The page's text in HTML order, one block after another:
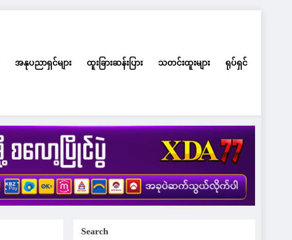
အနုပညာရှင်များ ထူးခြားဆန်းပြား သတင်းထူးများ ရုပ်ရှင်
Search